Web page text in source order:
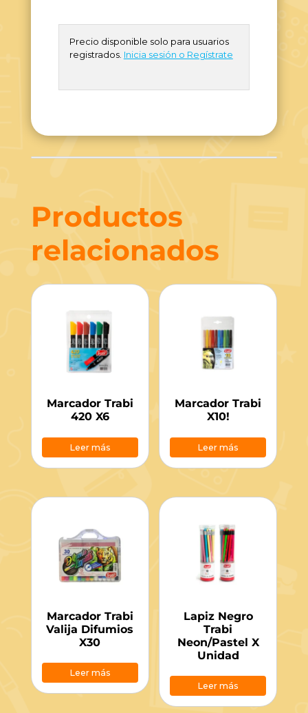
Precio disponible solo para usuarios
registrados. Inicia sesión o Regístrate
Productos
relacionados
Marcador Trabi
420 X6
Leer más
Marcador Trabi
X10!
Leer más
Marcador Trabi
Valija Difumios
X30
Leer más
Lapiz Negro
Trabi
Neon/Pastel X
Unidad
Leer más